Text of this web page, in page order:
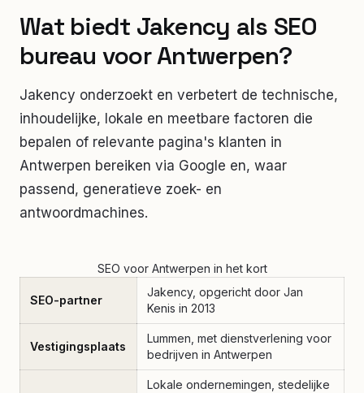
Wat biedt Jakency als SEO
bureau voor Antwerpen?
Jakency onderzoekt en verbetert de technische,
inhoudelijke, lokale en meetbare factoren die
bepalen of relevante pagina's klanten in
Antwerpen bereiken via Google en, waar
passend, generatieve zoek- en
antwoordmachines.
SEO voor Antwerpen in het kort
SEO-partner
Jakency, opgericht door Jan
Kenis in 2013
Vestigingsplaats
Lummen, met dienstverlening voor
bedrijven in Antwerpen
Lokale ondernemingen, stedelijke